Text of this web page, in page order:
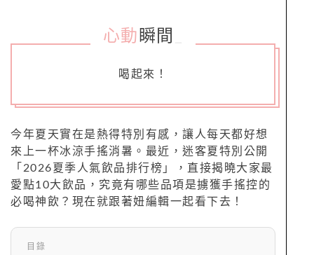
心動 瞬間
喝起來！
今年夏天實在是熱得特別有感，讓人每天都好想
來上一杯冰涼手搖消暑。最近，迷客夏特別公開
「2026夏季人氣飲品排行榜」，直接揭曉大家最
愛點10大飲品，究竟有哪些品項是擄獲手搖控的
必喝神飲？現在就跟著妞編輯一起看下去！
目錄